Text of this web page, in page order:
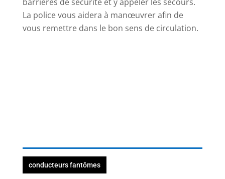
La police vous aidera à manœuvrer afin de
vous remettre dans le bon sens de circulation.
conducteurs fantômes